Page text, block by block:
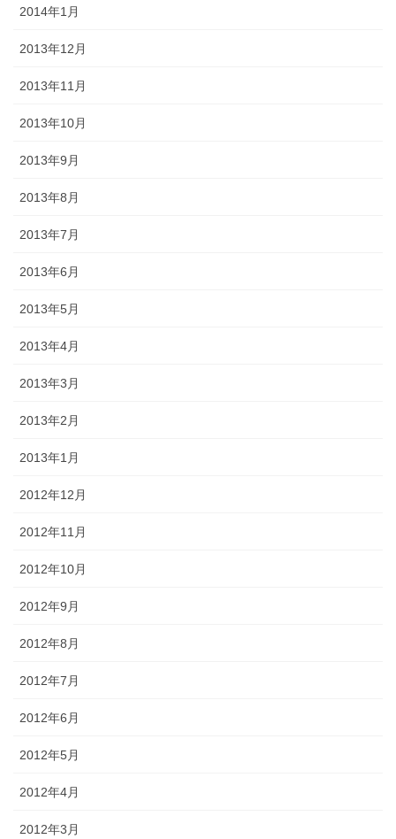
2014年1月
2013年12月
2013年11月
2013年10月
2013年9月
2013年8月
2013年7月
2013年6月
2013年5月
2013年4月
2013年3月
2013年2月
2013年1月
2012年12月
2012年11月
2012年10月
2012年9月
2012年8月
2012年7月
2012年6月
2012年5月
2012年4月
2012年3月